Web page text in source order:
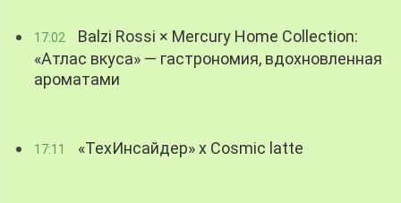
17:02
Balzi Rossi × Mercury Home Collection:
«Атлас вкуса» — гастрономия, вдохновленная
ароматами
17:11 «ТехИнсайдер» х Cosmic latte